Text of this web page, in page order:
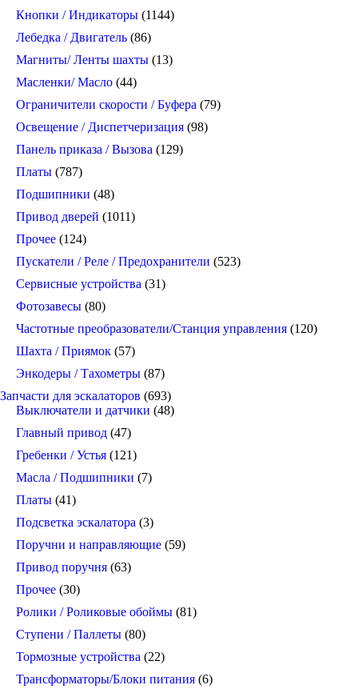
Кнопки / Индикаторы (1144)
Лебедка / Двигатель (86)
Магниты/ Ленты шахты (13)
Масленки/ Масло (44)
Ограничители скорости / Буфера (79)
Освещение / Диспетчеризация (98)
Панель приказа / Вызова (129)
Платы (787)
Подшипники (48)
Привод дверей (1011)
Прочее (124)
Пускатели / Реле / Предохранители (523)
Сервисные устройства (31)
Фотозавесы (80)
Частотные преобразователи/Станция управления (120)
Шахта / Приямок (57)
Энкодеры / Тахометры (87)
Запчасти для эскалаторов (693)
Выключатели и датчики (48)
Главный привод (47)
Гребенки / Устья (121)
Масла / Подшипники (7)
Платы (41)
Подсветка эскалатора (3)
Поручни и направляющие (59)
Привод поручня (63)
Прочее (30)
Ролики / Роликовые обоймы (81)
Ступени / Паллеты (80)
Тормозные устройства (22)
Трансформаторы/Блоки питания (6)